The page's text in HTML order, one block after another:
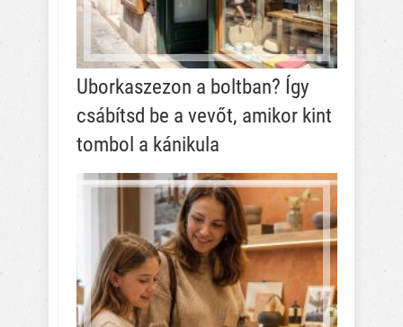
Uborkaszezon a boltban? Így
csábítsd be a vevőt, amikor kint
tombol a kánikula